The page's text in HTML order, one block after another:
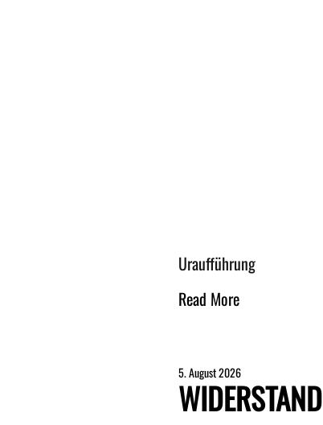
Uraufführung
Read More
5. August 2026
WIDERSTAND